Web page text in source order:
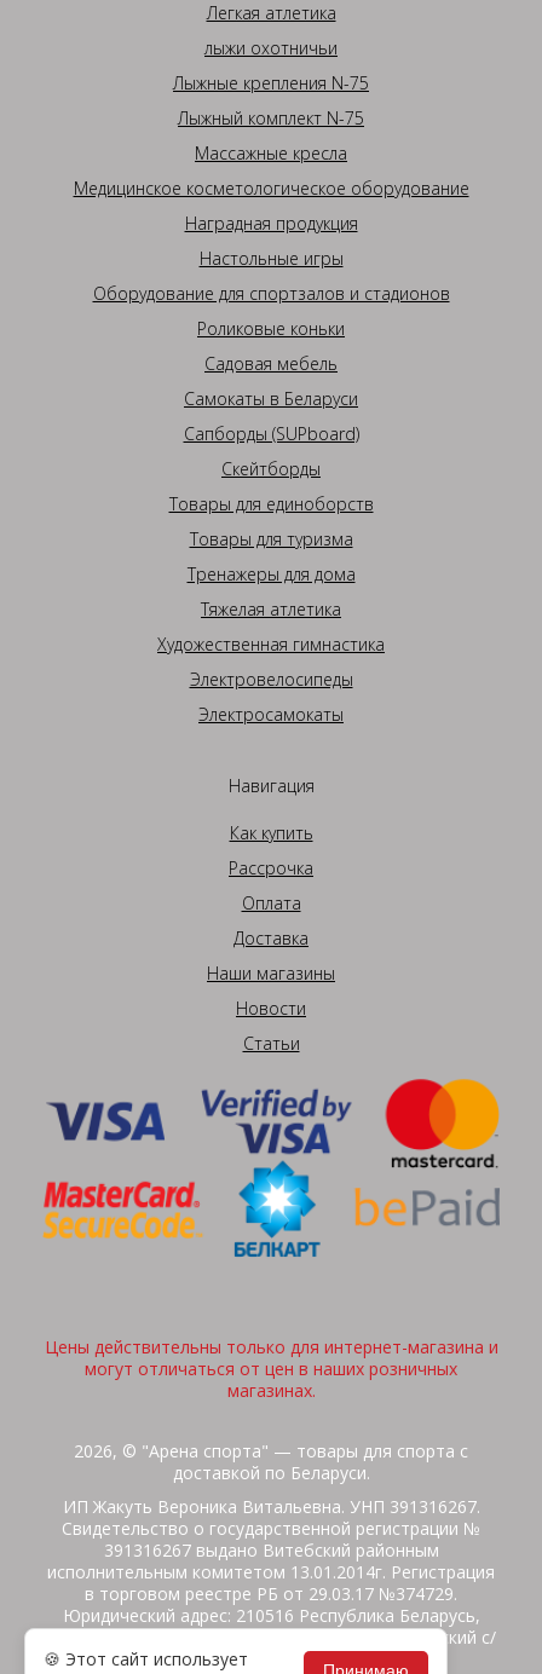
Легкая атлетика
лыжи охотничьи
Лыжные крепления N-75
Лыжный комплект N-75
Массажные кресла
Медицинское косметологическое оборудование
Наградная продукция
Настольные игры
Оборудование для спортзалов и стадионов
Роликовые коньки
Садовая мебель
Самокаты в Беларуси
Сапборды (SUPboard)
Скейтборды
Товары для единоборств
Товары для туризма
Тренажеры для дома
Тяжелая атлетика
Художественная гимнастика
Электровелосипеды
Электросамокаты
Навигация
Как купить
Рассрочка
Оплата
Доставка
Наши магазины
Новости
Статьи
Цены действительны только для интернет-магазина и
могут отличаться от цен в наших розничных
магазинах.
2026, © "Арена спорта" — товары для спорта с
доставкой по Беларуси.
ИП Жакуть Вероника Витальевна. УНП 391316267.
Свидетельство о государственной регистрации №
391316267 выдано Витебский районным
исполнительным комитетом 13.01.2014г. Регистрация
в торговом реестре РБ от 29.03.17 №374729.
Юридический адрес: 210516 Республика Беларусь,
Витебская область, Витебский район, Бабиничский с/
с, аг.Ольгово, ул.Школьная
🍪 Этот сайт использует